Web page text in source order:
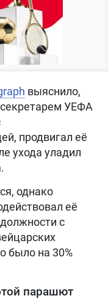
выяснило,
УЕФА
продвигал её
ухода уладил
однако
её
с
было на 30%
парашют